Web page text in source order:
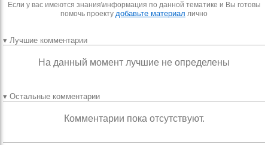
Если у вас имеются знания\информация по данной тематике и Вы готовы
помочь проекту добавьте материал лично
▾ Лучшие комментарии
На данный момент лучшие не определены
▾ Остальные комментарии
Комментарии пока отсутствуют.